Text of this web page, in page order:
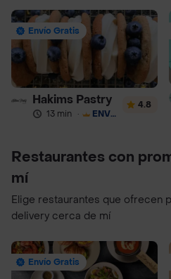
Envío Gratis
Hakims Pastry
13 min · ENVÍO GRATIS
4.8
Restaurantes con
mí
Elige restaurantes que ofrecen
delivery cerca de mí
Envío Gratis